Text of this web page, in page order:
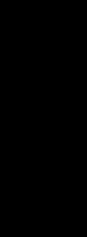
hören, singen
türkischen
Künstler vor, die
und
thematisiert in
seiner
ein Chor, eine
die jedoch
müssen.